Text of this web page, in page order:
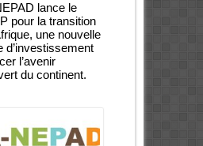
lance le
pour la transition
une nouvelle
d’investissement
l’avenir
du continent.